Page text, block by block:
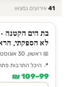
41 אירועים נמצאו
לא הספקתי,
📅 ראשון, 30 אוגוסט ⏰ 17:30
📍 היכל התרבות
99–109 ₪